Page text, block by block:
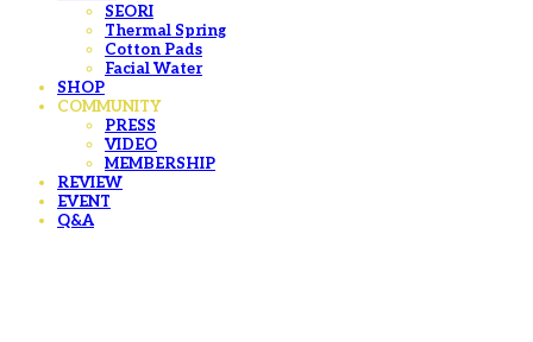
SEORI
Thermal Spring
Cotton Pads
Facial Water
SHOP
COMMUNITY
PRESS
VIDEO
MEMBERSHIP
REVIEW
EVENT
Q&A